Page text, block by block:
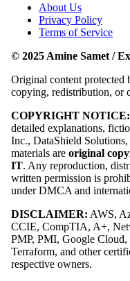
About Us
Privacy Policy
Terms of Service
© 2025 Amine Samet /
Original content protected
copying, redistribution, or
COPYRIGHT NOTICE:
detailed explanations,
Inc., DataShield
materials are original
IT. Any reproduction,
written permission is
under DMCA and
DISCLAIMER: AWS,
CCIE, CompTIA, A+,
PMP, PMI, Google
Terraform, and other
respective owners.